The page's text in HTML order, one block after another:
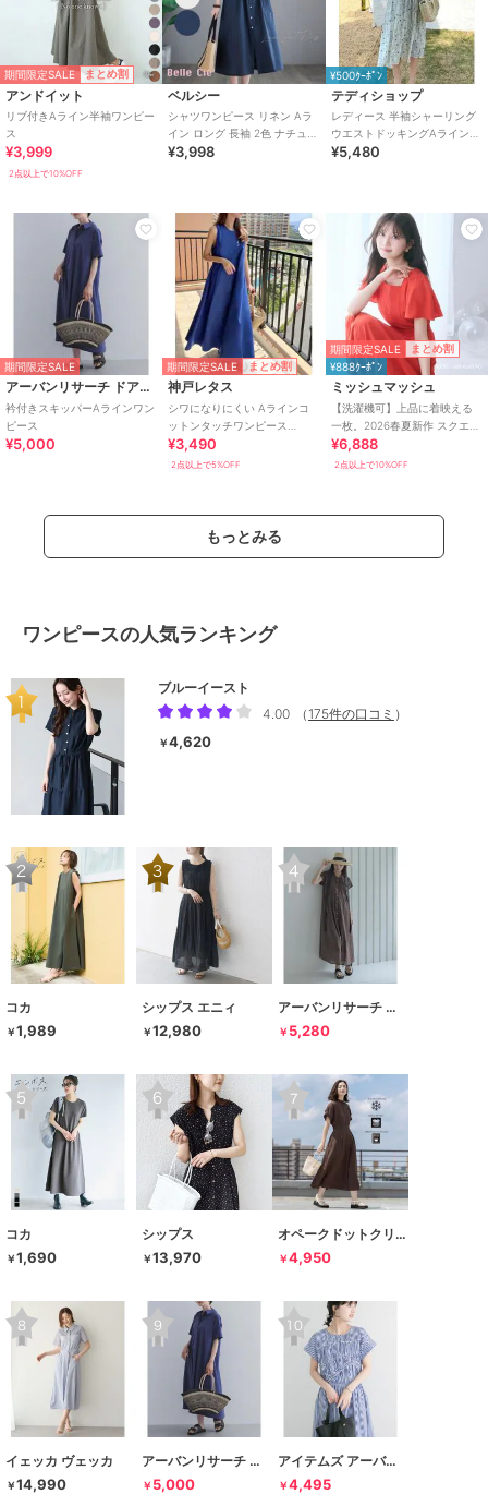
期間限定SALE まとめ割
アンドイット
リブ付きAライン半袖ワンピー
ス
¥3,999
2点以上で10%OFF
ベルシー
シャツワンピース リネン Aラ
イン ロング 長袖 2色 ナチュラ
ル M-2XL
¥3,998
¥500ｸｰﾎﾟﾝ
テディショップ
レディース 半袖シャーリング
ウエストドッキングAラインワ
ンピース
¥5,480
期間限定SALE
アーバンリサーチ ドアーズ
衿付きスキッパーAラインワン
ピース
¥5,000
期間限定SALE まとめ割
神戸レタス
シワになりにくい Aラインコ
ットンタッチワンピース
[E3264]
¥3,490
2点以上で5%OFF
期間限定SALE まとめ割
¥888ｸｰﾎﾟﾝ
ミッシュマッシュ
【洗濯機可】上品に着映える
一枚。2026春夏新作 スクエア
ネックバックリボンAラインワ
ンピース
¥6,888
2点以上で10%OFF
もっとみる
ワンピースの人気ランキング
ブルーイースト
4.00
（ 175件の口コミ ）
￥4,620
コカ
￥1,989
シップス エニィ
￥12,980
アーバンリサーチ サニーレーベル
￥ 5,280
コカ
￥1,690
シップス
￥13,970
オペークドットクリップ
￥4,950
イェッカ ヴェッカ
￥14,990
アーバンリサーチ ドアーズ
￥ 5,000
アイテムズ アーバンリサーチ
￥4,495